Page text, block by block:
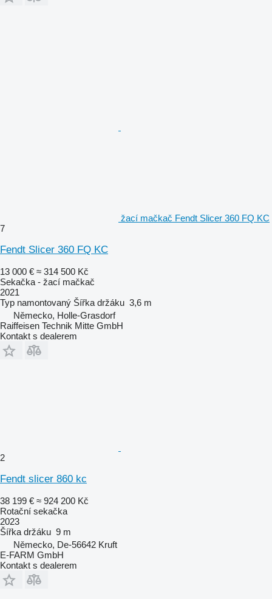
žací mačkač Fendt Slicer 360 FQ KC
7
Fendt Slicer 360 FQ KC
13 000 € ≈ 314 500 Kč
Sekačka - žací mačkač
2021
Typ namontovaný Šířka držáku 3,6 m
Německo, Holle-Grasdorf
Raiffeisen Technik Mitte GmbH
Kontakt s dealerem
2
Fendt slicer 860 kc
38 199 € ≈ 924 200 Kč
Rotační sekačka
2023
Šířka držáku 9 m
Německo, De-56642 Kruft
E-FARM GmbH
Kontakt s dealerem